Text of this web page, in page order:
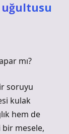
mı?
soruyu
kulak
hem de
bir mesele,